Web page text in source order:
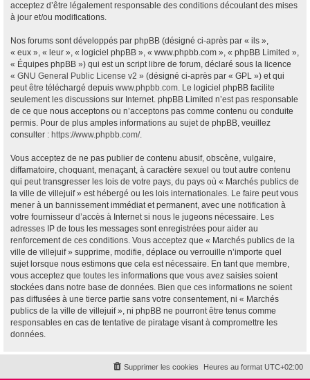
acceptez d’être légalement responsable des conditions découlant des mises
à jour et/ou modifications.
Nos forums sont développés par phpBB (désigné ci-après par « ils »,
« eux », « leur », « logiciel phpBB », « www.phpbb.com », « phpBB Limited »,
« Équipes phpBB ») qui est un script libre de forum, déclaré sous la licence
« GNU General Public License v2 » (désigné ci-après par « GPL ») et qui
peut être téléchargé depuis www.phpbb.com. Le logiciel phpBB facilite
seulement les discussions sur Internet. phpBB Limited n’est pas responsable
de ce que nous acceptons ou n’acceptons pas comme contenu ou conduite
permis. Pour de plus amples informations au sujet de phpBB, veuillez
consulter : https://www.phpbb.com/.
Vous acceptez de ne pas publier de contenu abusif, obscène, vulgaire,
diffamatoire, choquant, menaçant, à caractère sexuel ou tout autre contenu
qui peut transgresser les lois de votre pays, du pays où « Marchés publics de
la ville de villejuif » est hébergé ou les lois internationales. Le faire peut vous
mener à un bannissement immédiat et permanent, avec une notification à
votre fournisseur d’accès à Internet si nous le jugeons nécessaire. Les
adresses IP de tous les messages sont enregistrées pour aider au
renforcement de ces conditions. Vous acceptez que « Marchés publics de la
ville de villejuif » supprime, modifie, déplace ou verrouille n’importe quel
sujet lorsque nous estimons que cela est nécessaire. En tant que membre,
vous acceptez que toutes les informations que vous avez saisies soient
stockées dans notre base de données. Bien que ces informations ne soient
pas diffusées à une tierce partie sans votre consentement, ni « Marchés
publics de la ville de villejuif », ni phpBB ne pourront être tenus comme
responsables en cas de tentative de piratage visant à compromettre les
données.
Heures au format UTC+02:00
Supprimer les cookies